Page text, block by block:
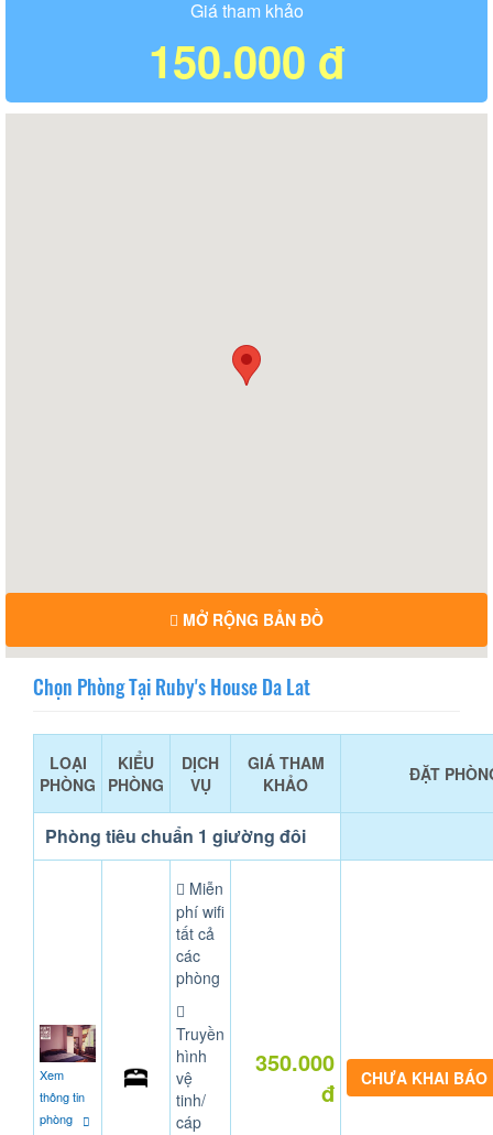
Giá tham khảo
150.000 đ
MỞ RỘNG BẢN ĐỒ
Chọn Phòng Tại Ruby's House Da Lat
LOẠI
PHÒNG
KIỂU
PHÒNG
DỊCH
VỤ
GIÁ THAM
KHẢO
ĐẶT
Phòng tiêu chuẩn 1 giường đôi
Xem
thông tin
phòng
Miễn
phí wifi
tất cả
các
phòng
Truyền
hình
vệ
tinh/
cáp
350.000
đ
CHƯA KHAI BÁO